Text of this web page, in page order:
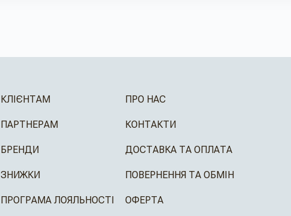
КЛІЄНТАМ
ПАРТНЕРАМ
БРЕНДИ
ЗНИЖКИ
ПРОГРАМА ЛОЯЛЬНОСТІ
ПРО НАС
КОНТАКТИ
ДОСТАВКА ТА ОПЛАТА
ПОВЕРНЕННЯ ТА ОБМІН
ОФЕРТА